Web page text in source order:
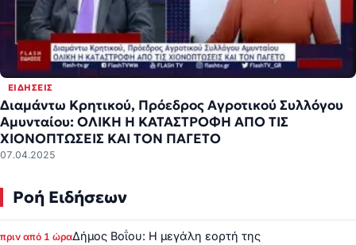
ΕΙΔΉΣΕΙΣ
Διαμάντω Κρητικού, Πρόεδρος Αγροτικού Συλλόγου
Αμυνταίου: ΟΛΙΚΗ Η ΚΑΤΑΣΤΡΟΦΗ ΑΠΟ ΤΙΣ
ΧΙΟΝΟΠΤΩΣΕΙΣ ΚΑΙ ΤΟΝ ΠΑΓΕΤΟ
07.04.2025
Ροή Ειδήσεων
πριν από 1 ώραΔήμος Βοΐου: Η μεγάλη εορτή της